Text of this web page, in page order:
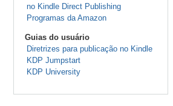
no Kindle Direct Publishing
Programas da Amazon
Guias do usuário
Diretrizes para publicação no Kindle
KDP Jumpstart
KDP University